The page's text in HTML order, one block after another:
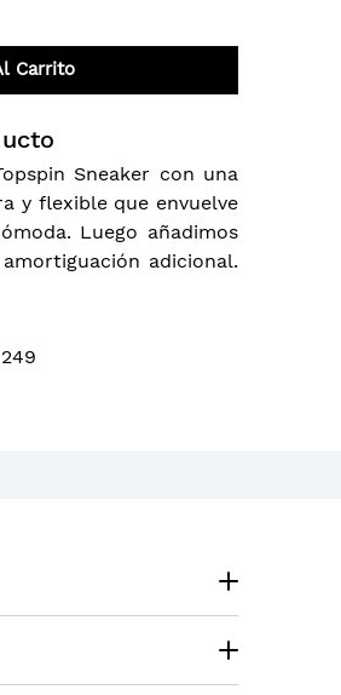
Carrito
Sneaker con una
y flexible que envuelve
Luego añadimos
adicional.